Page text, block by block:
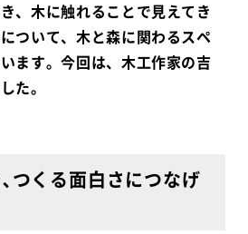
、木に触れることで見えてき
ついて、木と森に関わるスペ
ます。今回は、木工作家の吉
た。
つくる面白さにつなげ